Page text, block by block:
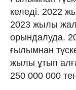
келеді. 2022
2023 жылы
орындалуда.
ғылымнан
жылы ұтып
250 000 000